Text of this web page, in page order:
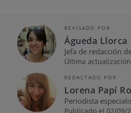
REVISADO POR
Águeda Llorca
Jefa de redacción
Última
REDACTADO POR
Lorena Papí
Periodista
Publicado el 02/09/